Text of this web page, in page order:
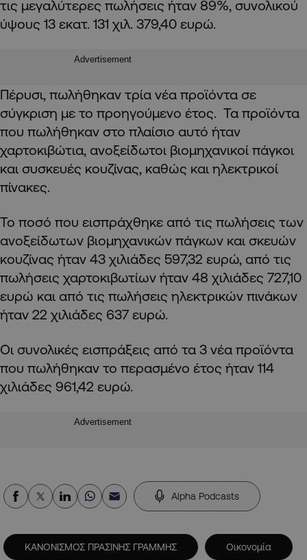
τις μεγαλύτερες πωλήσεις ήταν 89%, συνολικού
ύψους 13 εκατ. 131 χιλ. 379,40 ευρώ.
Advertisement
Πέρυσι, πωλήθηκαν τρία νέα προϊόντα σε
σύγκριση με το προηγούμενο έτος. Τα προϊόντα
που πωλήθηκαν στο πλαίσιο αυτό ήταν
χαρτοκιβώτια, ανοξείδωτοι βιομηχανικοί πάγκοι
και συσκευές κουζίνας, καθώς και ηλεκτρικοί
πίνακες.
Το ποσό που εισπράχθηκε από τις πωλήσεις των
ανοξείδωτων βιομηχανικών πάγκων και σκευών
κουζίνας ήταν 43 χιλιάδες 597,32 ευρώ, από τις
πωλήσεις χαρτοκιβωτίων ήταν 48 χιλιάδες 727,10
ευρώ και από τις πωλήσεις ηλεκτρικών πινάκων
ήταν 22 χιλιάδες 637 ευρώ.
Οι συνολικές εισπράξεις από τα 3 νέα προϊόντα
που πωλήθηκαν το περασμένο έτος ήταν 114
χιλιάδες 961,42 ευρώ.
Advertisement
Alpha Podcasts
ΚΑΝΟΝΙΣΜΟΣ ΠΡΑΣΙΝΗΣ ΓΡΑΜΜΗΣ Οικονομία